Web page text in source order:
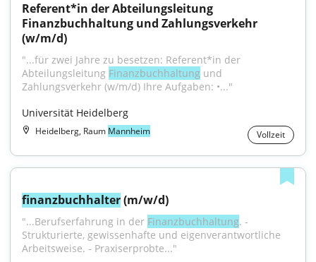
Referent*in der Abteilungsleitung
Finanzbuchhaltung und Zahlungsverkehr
(w/m/d)
"...für zwei Jahre zu besetzen: Referent*in der
Abteilungsleitung Finanzbuchhaltung und
Zahlungsverkehr (w/m/d) Ihre Aufgaben: •..."
Universität Heidelberg
Heidelberg, Raum Mannheim Vollzeit
finanzbuchhalter (m/w/d)
"...Berufserfahrung in der Finanzbuchhaltung. -
Strukturierte, gewissenhafte und eigenverantwortliche
Arbeitsweise. - Praxiserprobte..."